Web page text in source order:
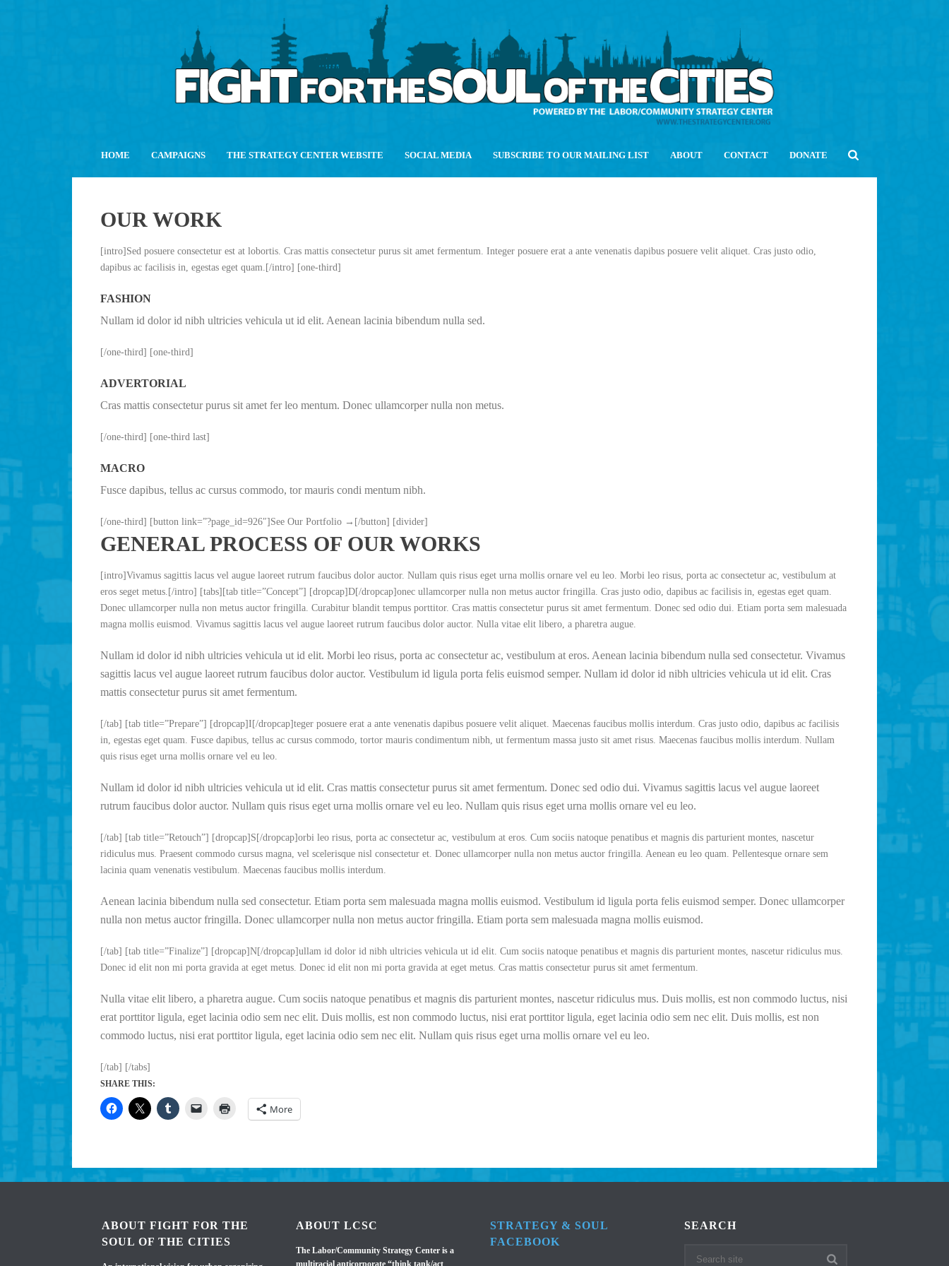
HOME CAMPAIGNS THE STRATEGY CENTER WEBSITE SOCIAL MEDIA SUBSCRIBE TO OUR MAILING LIST ABOUT CONTACT DONATE
OUR WORK
[intro]Sed posuere consectetur est at lobortis. Cras mattis consectetur purus sit amet fermentum. Integer posuere erat a ante venenatis dapibus posuere velit aliquet. Cras justo odio,
dapibus ac facilisis in, egestas eget quam.[/intro] [one-third]
FASHION
Nullam id dolor id nibh ultricies vehicula ut id elit. Aenean lacinia bibendum nulla sed.
[/one-third] [one-third]
ADVERTORIAL
Cras mattis consectetur purus sit amet fer leo mentum. Donec ullamcorper nulla non metus.
[/one-third] [one-third last]
MACRO
Fusce dapibus, tellus ac cursus commodo, tor mauris condi mentum nibh.
[/one-third] [button link=”?page_id=926″]See Our Portfolio →[/button] [divider]
GENERAL PROCESS OF OUR WORKS
[intro]Vivamus sagittis lacus vel augue laoreet rutrum faucibus dolor auctor. Nullam quis risus eget urna mollis ornare vel eu leo. Morbi leo risus, porta ac consectetur ac, vestibulum at
eros seget metus.[/intro] [tabs][tab title=”Concept”] [dropcap]D[/dropcap]onec ullamcorper nulla non metus auctor fringilla. Cras justo odio, dapibus ac facilisis in, egestas eget quam.
Donec ullamcorper nulla non metus auctor fringilla. Curabitur blandit tempus porttitor. Cras mattis consectetur purus sit amet fermentum. Donec sed odio dui. Etiam porta sem malesuada
magna mollis euismod. Vivamus sagittis lacus vel augue laoreet rutrum faucibus dolor auctor. Nulla vitae elit libero, a pharetra augue.
Nullam id dolor id nibh ultricies vehicula ut id elit. Morbi leo risus, porta ac consectetur ac, vestibulum at eros. Aenean lacinia bibendum nulla sed consectetur. Vivamus
sagittis lacus vel augue laoreet rutrum faucibus dolor auctor. Vestibulum id ligula porta felis euismod semper. Nullam id dolor id nibh ultricies vehicula ut id elit. Cras
mattis consectetur purus sit amet fermentum.
[/tab] [tab title=”Prepare”] [dropcap]I[/dropcap]teger posuere erat a ante venenatis dapibus posuere velit aliquet. Maecenas faucibus mollis interdum. Cras justo odio, dapibus ac facilisis
in, egestas eget quam. Fusce dapibus, tellus ac cursus commodo, tortor mauris condimentum nibh, ut fermentum massa justo sit amet risus. Maecenas faucibus mollis interdum. Nullam
quis risus eget urna mollis ornare vel eu leo.
Nullam id dolor id nibh ultricies vehicula ut id elit. Cras mattis consectetur purus sit amet fermentum. Donec sed odio dui. Vivamus sagittis lacus vel augue laoreet
rutrum faucibus dolor auctor. Nullam quis risus eget urna mollis ornare vel eu leo. Nullam quis risus eget urna mollis ornare vel eu leo.
[/tab] [tab title=”Retouch”] [dropcap]S[/dropcap]orbi leo risus, porta ac consectetur ac, vestibulum at eros. Cum sociis natoque penatibus et magnis dis parturient montes, nascetur
ridiculus mus. Praesent commodo cursus magna, vel scelerisque nisl consectetur et. Donec ullamcorper nulla non metus auctor fringilla. Aenean eu leo quam. Pellentesque ornare sem
lacinia quam venenatis vestibulum. Maecenas faucibus mollis interdum.
Aenean lacinia bibendum nulla sed consectetur. Etiam porta sem malesuada magna mollis euismod. Vestibulum id ligula porta felis euismod semper. Donec ullamcorper
nulla non metus auctor fringilla. Donec ullamcorper nulla non metus auctor fringilla. Etiam porta sem malesuada magna mollis euismod.
[/tab] [tab title=”Finalize”] [dropcap]N[/dropcap]ullam id dolor id nibh ultricies vehicula ut id elit. Cum sociis natoque penatibus et magnis dis parturient montes, nascetur ridiculus mus.
Donec id elit non mi porta gravida at eget metus. Donec id elit non mi porta gravida at eget metus. Cras mattis consectetur purus sit amet fermentum.
Nulla vitae elit libero, a pharetra augue. Cum sociis natoque penatibus et magnis dis parturient montes, nascetur ridiculus mus. Duis mollis, est non commodo luctus, nisi
erat porttitor ligula, eget lacinia odio sem nec elit. Duis mollis, est non commodo luctus, nisi erat porttitor ligula, eget lacinia odio sem nec elit. Duis mollis, est non
commodo luctus, nisi erat porttitor ligula, eget lacinia odio sem nec elit. Nullam quis risus eget urna mollis ornare vel eu leo.
[/tab] [/tabs]
SHARE THIS:
More
ABOUT FIGHT FOR THE
SOUL OF THE CITIES
ABOUT LCSC
The Labor/Community Strategy Center is a
multiracial anticorporate “think tank/act
STRATEGY & SOUL
FACEBOOK
SEARCH